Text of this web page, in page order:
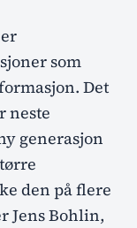
som
Det
neste
generasjon
den på flere
Jens Bohlin,